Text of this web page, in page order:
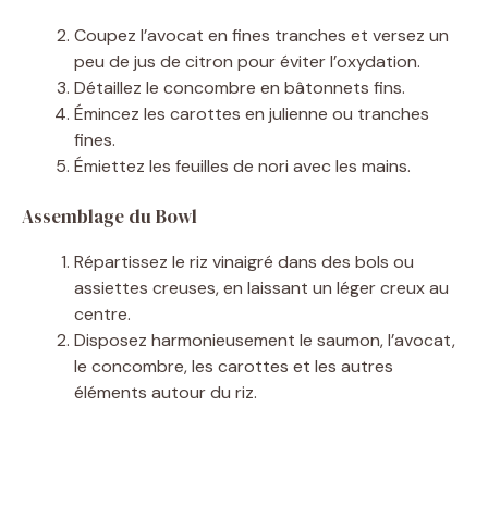
Coupez l’avocat en fines tranches et versez un
peu de jus de citron pour éviter l’oxydation.
Détaillez le concombre en bâtonnets fins.
Émincez les carottes en julienne ou tranches
fines.
Émiettez les feuilles de nori avec les mains.
Assemblage du Bowl
Répartissez le riz vinaigré dans des bols ou
assiettes creuses, en laissant un léger creux au
centre.
Disposez harmonieusement le saumon, l’avocat,
le concombre, les carottes et les autres
éléments autour du riz.